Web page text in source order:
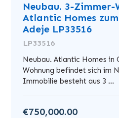
Neubau. 3-Zimmer-
Atlantic Homes
Adeje LP33516
LP33516
Neubau. Atlantic Homes in
Wohnung befindet sich im
Immobilie besteht aus 3 ...
€750,000.00